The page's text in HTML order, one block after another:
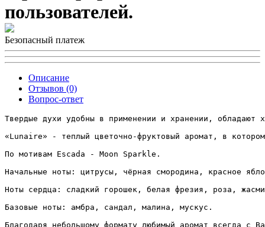
пользователей.
Безопасный платеж
Описание
Отзывов (0)
Вопрос-ответ
Твердые духи удобны в применении и хранении, обладают
«Lunaire» - теплый цветочно-фруктовый аромат, в котором
По мотивам Escada - Moon Sparkle.
Начальные ноты: цитрусы, чёрная смородина, красное
Ноты сердца: сладкий горошек, белая фрезия, роза,
Базовые ноты: амбра, сандал, малина, мускус.
Благодаря небольшому формату любимый аромат всегда с